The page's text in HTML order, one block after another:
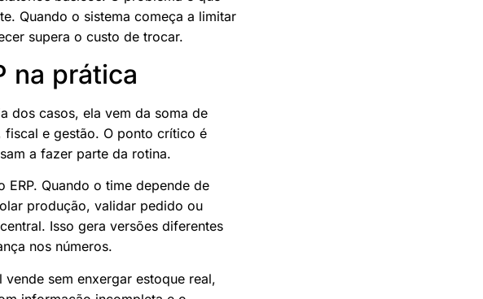
Quando o sistema começa a limitar
supera o custo de trocar.
na prática
dos casos, ela vem da soma de
fiscal e gestão. O ponto crítico é
a fazer parte da rotina.
Quando o time depende de
produção, validar pedido ou
Isso gera versões diferentes
nos números.
sem enxergar estoque real,